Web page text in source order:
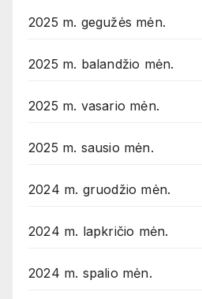
2025 m. gegužės mėn.
2025 m. balandžio mėn.
2025 m. vasario mėn.
2025 m. sausio mėn.
2024 m. gruodžio mėn.
2024 m. lapkričio mėn.
2024 m. spalio mėn.